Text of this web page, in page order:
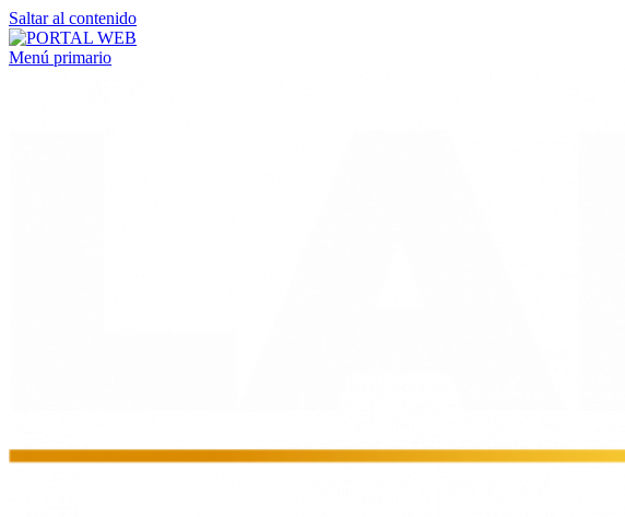
Saltar al contenido
Menú primario